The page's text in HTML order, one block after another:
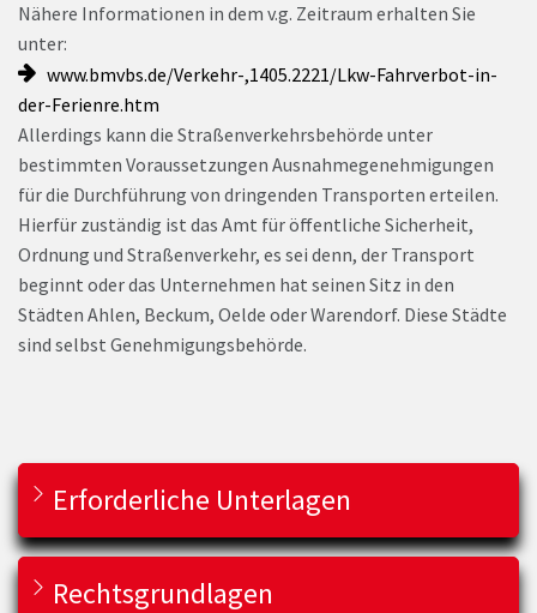
Nähere Informationen in dem v.g. Zeitraum erhalten Sie
unter:
www.bmvbs.de/Verkehr-,1405.2221/Lkw-Fahrverbot-in-
der-Ferienre.htm
Allerdings kann die Straßenverkehrsbehörde unter
bestimmten Voraussetzungen Ausnahmegenehmigungen
für die Durchführung von dringenden Transporten erteilen.
Hierfür zuständig ist das Amt für öffentliche Sicherheit,
Ordnung und Straßenverkehr, es sei denn, der Transport
beginnt oder das Unternehmen hat seinen Sitz in den
Städten Ahlen, Beckum, Oelde oder Warendorf. Diese Städte
sind selbst Genehmigungsbehörde.
Erforderliche Unterlagen
Rechtsgrundlagen